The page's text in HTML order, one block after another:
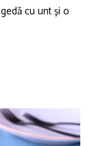
cu unt și o